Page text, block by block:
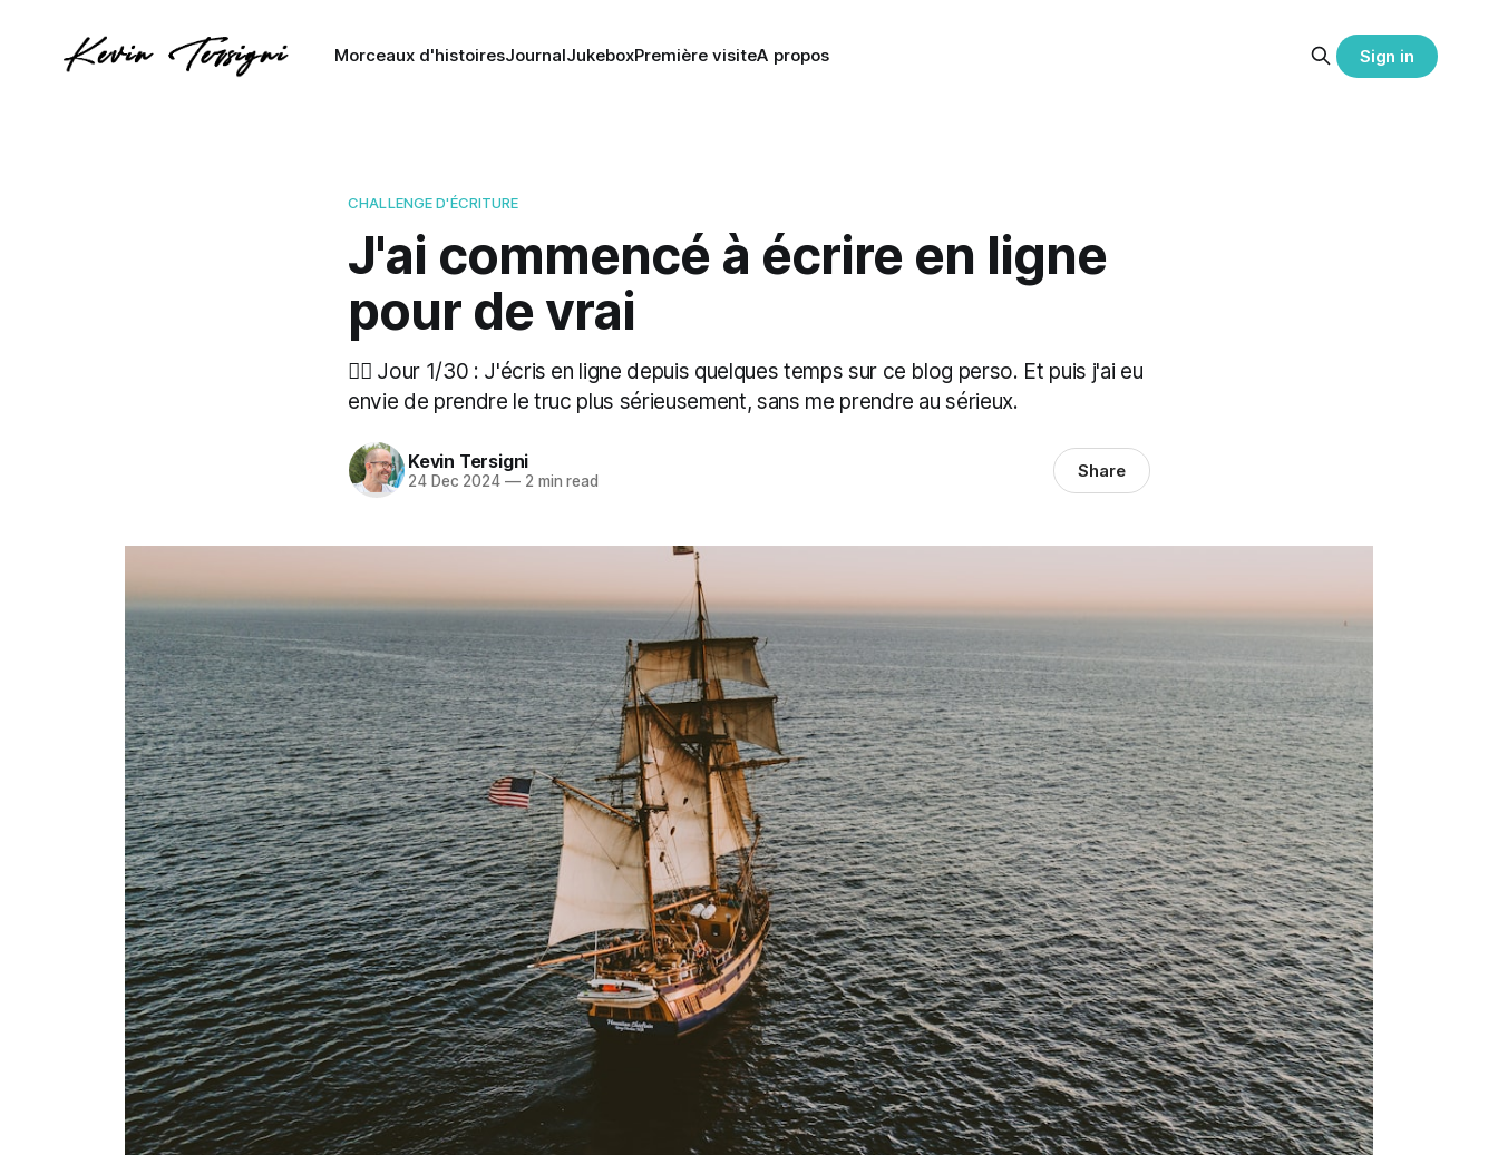
Morceaux d'histoiresJournalJukeboxPremière visiteA propos Sign in
CHALLENGE D'ÉCRITURE
J'ai commencé à écrire en ligne
pour de vrai
✍🏼 Jour 1/30 : J'écris en ligne depuis quelques temps sur ce blog perso. Et puis j'ai eu
envie de prendre le truc plus sérieusement, sans me prendre au sérieux.
Kevin Tersigni
24 Dec 2024 —2 min read Share